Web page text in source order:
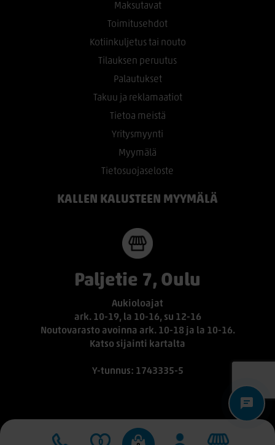
Maksutavat
Toimitusehdot
Kotiinkuljetus tai nouto
Tilauksen peruutus
Palautukset
Takuu ja reklamaatiot
Tietoa meistä
Yritysmyynti
Myymälä
Tietosuojaseloste
KALLEN KALUSTEEN MYYMÄLÄ
Paljetie 7, Oulu
Aukioloajat
ark. 10-19, la 10-16, su 12-16
Noutovarasto avoinna ark. 10-18 ja la 10-16.
Katso sijainti kartalta
Y-tunnus: 1743335-5
0